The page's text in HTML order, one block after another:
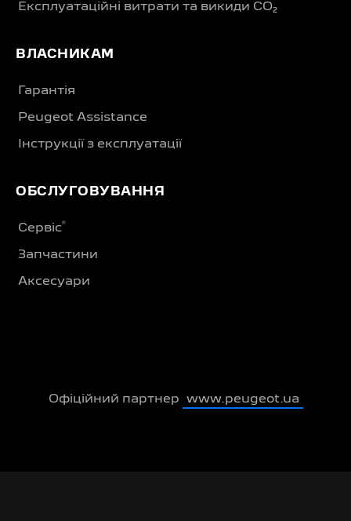
Експлуатаційні витрати та викиди CO₂
ВЛАСНИКАМ
Гарантія
Peugeot Assistance
Інструкції з експлуатації
ОБСЛУГОВУВАННЯ
Сервіс®
Запчастини
Аксесуари
Офіційний партнер www.peugeot.ua